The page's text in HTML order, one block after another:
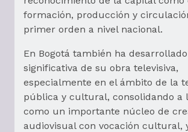
formación, producción y
primer orden a nivel nacional.
En Bogotá también ha
significativa de su obra televisiva,
especialmente en el ámbito de la
pública y cultural, consolidando a
como un importante núcleo de
audiovisual con vocación cultural,